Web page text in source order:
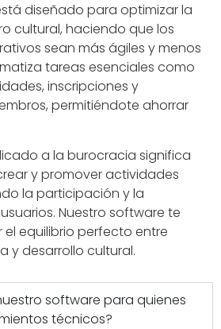
diseñado para optimizar la
cultural, haciendo que los
sean más ágiles y menos
tareas esenciales como
inscripciones y
permitiéndote ahorrar
a la burocracia significa
y promover actividades
la participación y la
Nuestro software te
equilibrio perfecto entre
y desarrollo cultural.
software para quienes
técnicos?